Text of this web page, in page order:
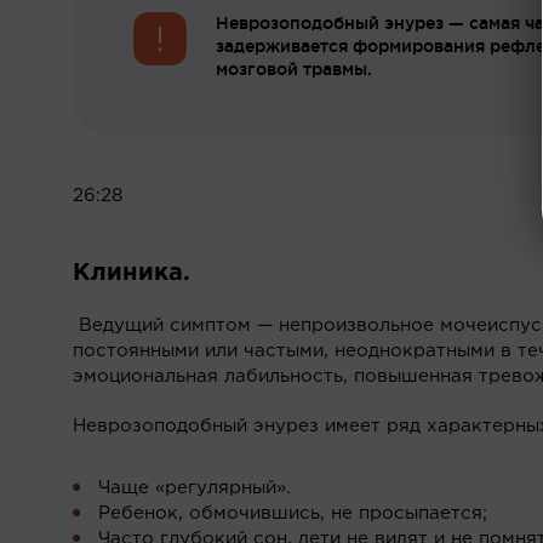
Неврозоподобный энурез — самая
задерживается формирования
мозговой травмы.
26:28
Клиника.
Ведущий симптом — непроизвольное
постоянными или частыми, неоднократными в
эмоциональная лабильность, повышенная
Неврозоподобный энурез имеет ряд
Чаще «регулярный».
Ребенок, обмочившись, не просыпается;
Часто глубокий сон, дети не видят и не